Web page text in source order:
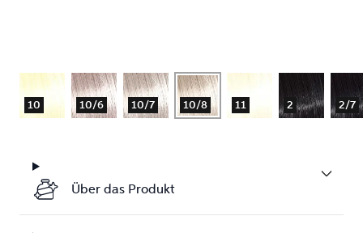
10 10/6 10/7 10/8 11 2 2/7
Über das Produkt